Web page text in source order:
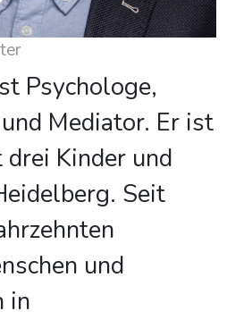
Psychologe,
Mediator. Er ist
Kinder und
Seit
und
in